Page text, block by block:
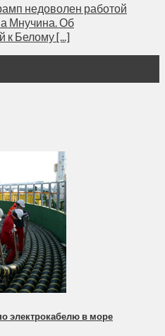
недоволен работой
Мнучина. Об
к Белому [...]
электрокабелю в море